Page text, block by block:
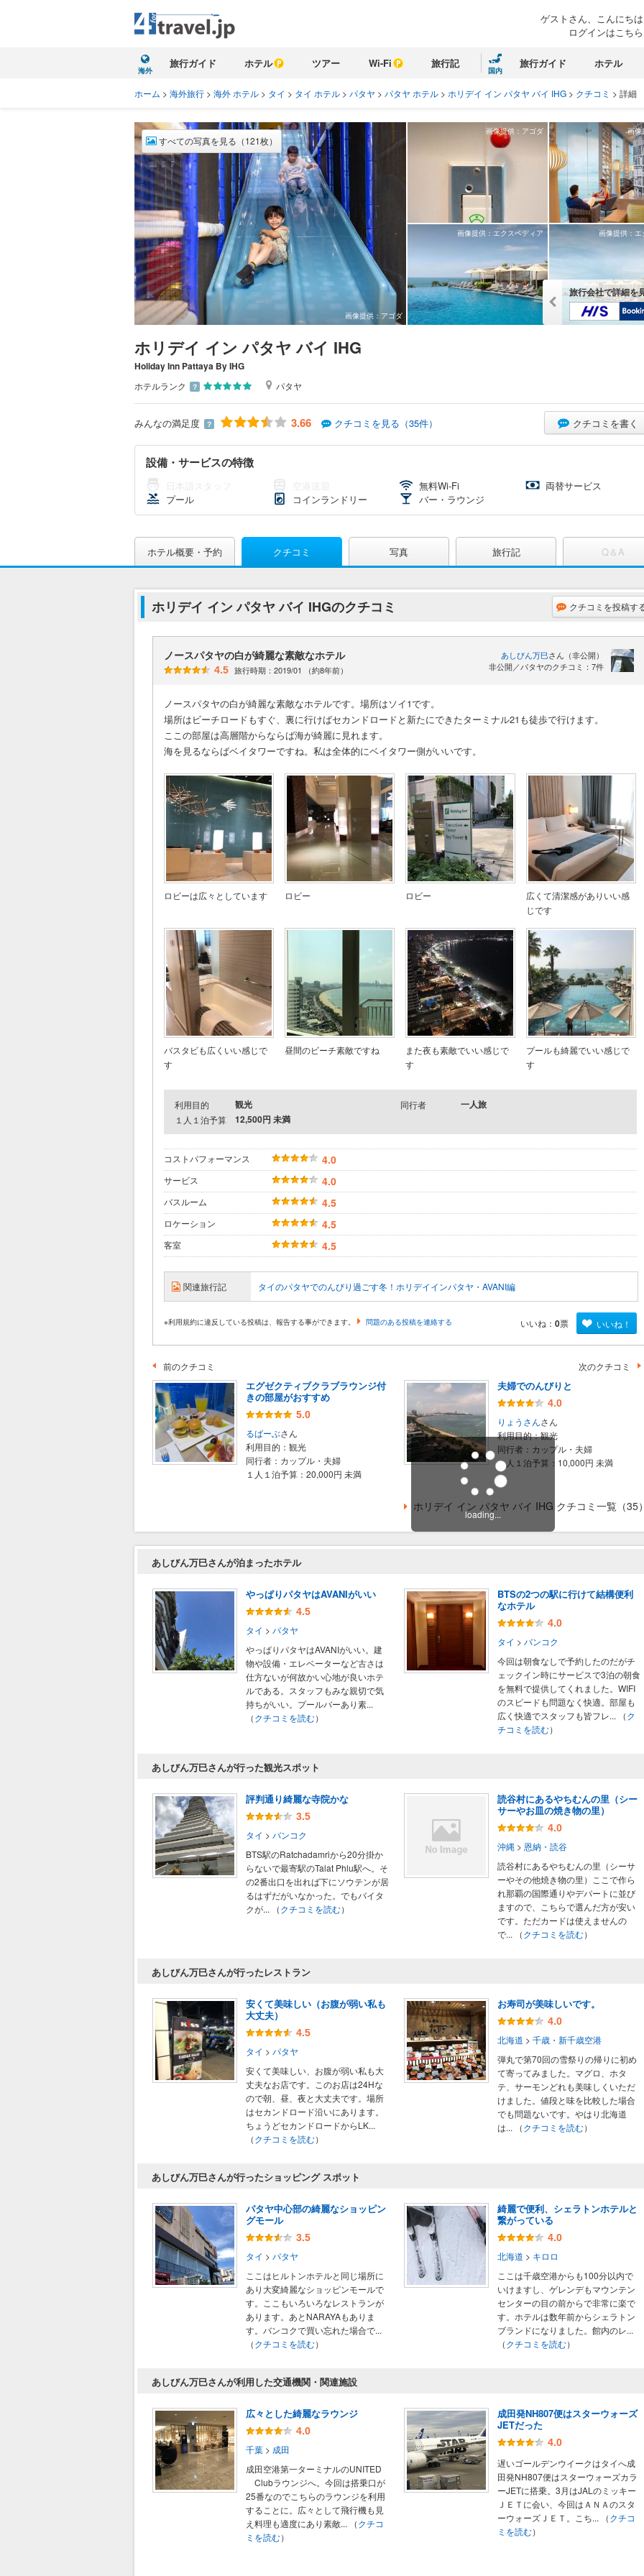
ゲストさん、こんにちは
ログインはこちら
海外
旅行ガイド ホテル ツアー Wi-Fi 旅行記
国内
旅行ガイド ホテル
ホーム > 海外旅行 > 海外 ホテル > タイ > タイ ホテル > パタヤ > パタヤ ホテル > ホリデイ イン パタヤ バイ IHG > クチコミ > 詳細
画像提供：アゴダ
すべての写真を見る（121枚）
画像提供：アゴダ 画像
画像提供：エクスペディア 画像提供：
旅行会社で詳細を
ホリデイ イン パタヤ バイ IHG
Holiday Inn Pattaya By IHG
ホテルランク ？ パタヤ
みんなの満足度 ？ 3.66 クチコミを見る（35件） クチコミを書く
設備・サービスの特徴
無料Wi-Fi
両替サービス
プール
コインランドリー バー・ラウンジ
ホテル概要・予約 クチコミ 写真 旅行記 Q＆A
ホリデイ イン パタヤ バイ IHGのクチコミ クチコミを投稿す
ノースパタヤの白が綺麗な素敵なホテル
4.5 旅行時期：2019/01 （約8年前）
あしびん万巳さん（非公開）
非公開／パタヤのクチコミ：7件
ノースパタヤの白が綺麗な素敵なホテルです。場所はソイ1です。
場所はビーチロードもすぐ、裏に行けばセカンドロードと新たにできたターミナル21も徒歩で行けます。
ここの部屋は高層階からならば海が綺麗に見れます。
海を見るならばベイタワーですね。私は全体的にベイタワー側がいいです。
ロビーは広々としています ロビー ロビー
広くて清潔感がありいい感
じです
バスタビも広くいい感じで
す
昼間のビーチ素敵ですね
また夜も素敵でいい感じで
す
プールも綺麗でいい感じで
す
利用目的 観光 同行者 一人旅
１人１泊予算 12,500円 未満
コストパフォーマンス 4.0
サービス 4.0
バスルーム 4.5
ロケーション 4.5
客室 4.5
関連旅行記 タイのパタヤでのんびり過ごす冬！ホリデイインパタヤ・AVANI編
※利用規約に違反している投稿は、報告する事ができます。 問題のある投稿を連絡する いいね： 0票 いいね！
前のクチコミ
エグゼクティブクラブラウンジ付
きの部屋がおすすめ
5.0
るばーぶさん
利用目的： 観光
同行者： カップル・夫婦
１人１泊予算： 20,000円 未満
次のクチコミ
夫婦でのんびりと
4.0
りょうさんさん
利用目的：観光
同行者： カップル・夫婦
１人１泊予算： 10,000円 未満
ホリデイ イン パタヤ バイ IHG クチコミ一覧（35
あしびん万巳さんが泊まったホテル
やっぱりパタヤはAVANIがいい
4.5
タイ > パタヤ
やっぱりパタヤはAVANIがいい。建
物や設備・エレベーターなど古さは
仕方ないが何故かい心地が良いホテ
ルである。スタッフもみな親切で気
持ちがいい。プールバーあり素...
（クチコミを読む）
BTSの2つの駅に行けて結構便利
なホテル
4.0
タイ > バンコク
今回は朝食なしで予約したのだがチ
ェックイン時にサービスで3泊の朝食
を無料で提供してくれました。WIFI
のスピードも問題なく快適。部屋も
広く快適でスタッフも皆フレ...
（ク
チコミを読む）
あしびん万巳さんが行った観光スポット
評判通り綺麗な寺院かな
3.5
タイ > バンコク
BTS駅のRatchadamriから20分掛か
らないで最寄駅のTalat Phlu駅へ。そ
の2番出口を出れば下にソウテンが居
るはずだがいなかった。でもバイタ
クが...
（クチコミを読む）
読谷村にあるやちむんの里（シー
サーやお皿の焼き物の里）
4.0
沖縄 > 恩納・読谷
読谷村にあるやちむんの里（シーサ
ーやその他焼き物の里）ここで作ら
れ那覇の国際通りやデパートに並び
ますので、こちらで選んだ方が安い
です。ただカードは使えませんの
で...
（クチコミを読む）
あしびん万巳さんが行ったレストラン
安くて美味しい（お腹が弱い私も
大丈夫）
4.5
タイ > パタヤ
安くて美味しい、お腹が弱い私も大
丈夫なお店です。このお店は24Hな
ので朝、昼、夜と大丈夫です。場所
はセカンドロード沿いにあります。
ちょうどセカンドロードからLK...
（クチコミを読む）
お寿司が美味しいです。
4.0
北海道 > 千歳・新千歳空港
弾丸で第70回の雪祭りの帰りに初め
て寄ってみました。マグロ、ホタ
テ、サーモンどれも美味しくいただ
けました。値段と味を比較した場合
でも問題ないです。やはり北海道
は...
（クチコミを読む）
あしびん万巳さんが行ったショッピング スポット
パタヤ中心部の綺麗なショッピン
グモール
3.5
タイ > パタヤ
ここはヒルトンホテルと同じ場所に
あり大変綺麗なショッピンモールで
す。ここもいろいろなレストランが
あります。あとNARAYAもありま
す。バンコクで買い忘れた場合で...
（クチコミを読む）
綺麗で便利、シェラトンホテルと
繋がっている
4.0
北海道 > キロロ
ここは千歳空港からも100分以内で
いけますし、ゲレンデもマウンテン
センターの目の前からで非常に楽で
す。ホテルは数年前からシェラトン
ブランドになりました。館内のレ...
（クチコミを読む）
あしびん万巳さんが利用した交通機関・関連施設
広々とした綺麗なラウンジ
4.0
千葉 > 成田
成田空港第一ターミナルのUNITED
Clubラウンジへ。今回は搭乗口が
25番なのでこちらのラウンジを利用
することに。広々として飛行機も見
え料理も適度にあり素敵...
（クチコ
ミを読む）
成田発NH807便はスターウォーズ
JETだった
4.0
遅いゴールデンウイークはタイへ成
田発NH807便はスターウォーズカラ
ーJETに搭乗。3月はJALのミッキー
ＪＥＴに会い、今回はＡＮＡのスタ
ーウォーズＪＥＴ。こち...
（クチコ
ミを読む）
loading...